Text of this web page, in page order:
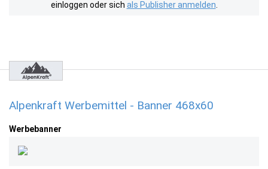
einloggen oder sich als Publisher anmelden
Alpenkraft Werbemittel - Banner 468x60
Werbebanner